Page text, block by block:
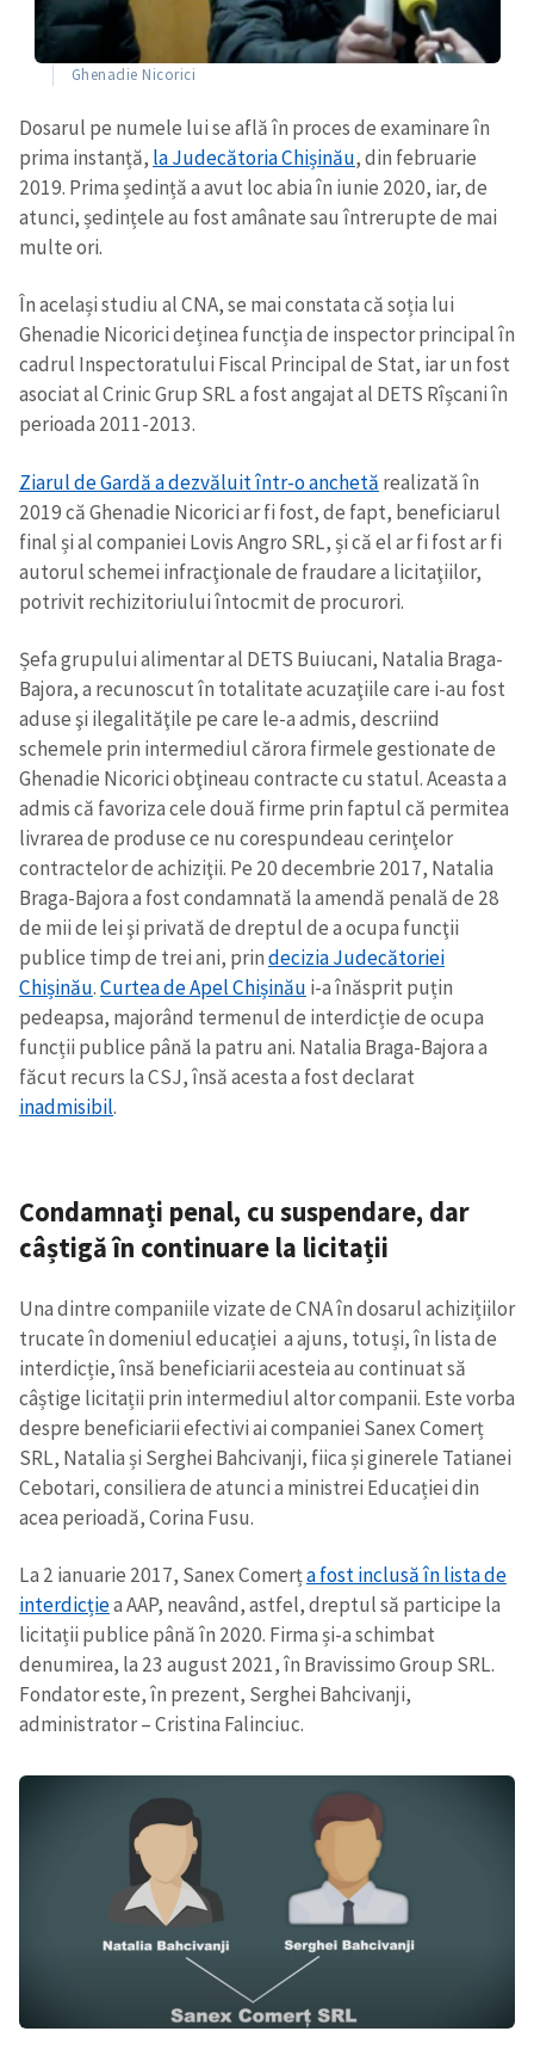
Trimite o informație
Despre ZdG
in English
на русском
Ghenadie Nicorici
Dosarul pe numele lui se află în proces de examinare în
prima instanță, la Judecătoria Chișinău, din februarie
2019. Prima ședință a avut loc abia în iunie 2020, iar, de
atunci, ședințele au fost amânate sau întrerupte de mai
multe ori.
În același studiu al CNA, se mai constata că soția lui
Ghenadie Nicorici deținea funcția de inspector principal în
cadrul Inspectoratului Fiscal Principal de Stat, iar un fost
asociat al Crinic Grup SRL a fost angajat al DETS Rîșcani în
perioada 2011-2013.
Ziarul de Gardă a dezvăluit într-o anchetă realizată în
2019 că Ghenadie Nicorici ar fi fost, de fapt, beneficiarul
final și al companiei Lovis Angro SRL, și că el ar fi fost ar fi
autorul schemei infracţionale de fraudare a licitaţiilor,
potrivit rechizitoriului întocmit de procurori.
Șefa grupului alimentar al DETS Buiucani, Natalia Braga-
Bajora, a recunoscut în totalitate acuzaţiile care i-au fost
aduse şi ilegalităţile pe care le-a admis, descriind
schemele prin intermediul cărora firmele gestionate de
Ghenadie Nicorici obţineau contracte cu statul. Aceasta a
admis că favoriza cele două firme prin faptul că permitea
livrarea de produse ce nu corespundeau cerinţelor
contractelor de achiziţii. Pe 20 decembrie 2017, Natalia
Braga-Bajora a fost condamnată la amendă penală de 28
de mii de lei şi privată de dreptul de a ocupa funcţii
publice timp de trei ani, prindecizia Judecătoriei
Chișinău.Curtea de Apel Chișinău i-a înăsprit puțin
pedeapsa, majorând termenul de interdicție de ocupa
funcții publice până la patru ani. Natalia Braga-Bajora a
făcut recurs la CSJ, însă acesta a fost declarat
inadmisibil.
Condamnați penal, cu suspendare, dar
câștigă în continuare la licitații
Una dintre companiile vizate de CNA în dosarul achizițiilor
trucate în domeniul educației a ajuns, totuși, în lista de
interdicție, însă beneficiarii acesteia au continuat să
câștige licitații prin intermediul altor companii. Este vorba
despre beneficiarii efectivi ai companiei Sanex Comerț
SRL, Natalia și Serghei Bahcivanji, fiica și ginerele Tatianei
Cebotari, consiliera de atunci a ministrei Educației din
acea perioadă, Corina Fusu.
La 2 ianuarie 2017, Sanex Comerța fost inclusă în lista de
interdicțiea AAP, neavând, astfel, dreptul să participe la
licitații publice până în 2020. Firma și-a schimbat
denumirea, la 23 august 2021, în Bravissimo Group SRL.
Fondator este, în prezent, Serghei Bahcivanji,
administrator – Cristina Falinciuc.